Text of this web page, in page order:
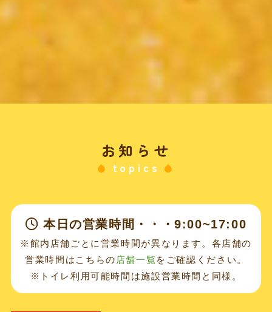
お知らせ
topics
本日の営業時間・・・9:00~17:00
※館内店舗ごとに営業時間が異なります。各店舗の
営業時間はこちらの 店舗一覧をご確認ください。
※トイレ利用可能時間は施設営業時間と同様。